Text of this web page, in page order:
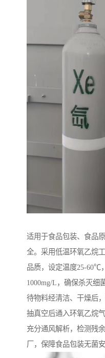
适用于食品包装、食品
全。采用低温环氧乙烷
品质，设定温度25-60℃
1000mg/L，确保杀灭细
待物料经清洁、干燥后
抽真空后通入环氧乙烷
充分通风解析，检测残
厂，保障食品包装无菌